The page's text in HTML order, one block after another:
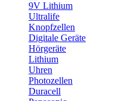
9V Lithium
Ultralife
Knopfzellen
Digitale Geräte
Hörgeräte
Lithium
Uhren
Photozellen
Duracell